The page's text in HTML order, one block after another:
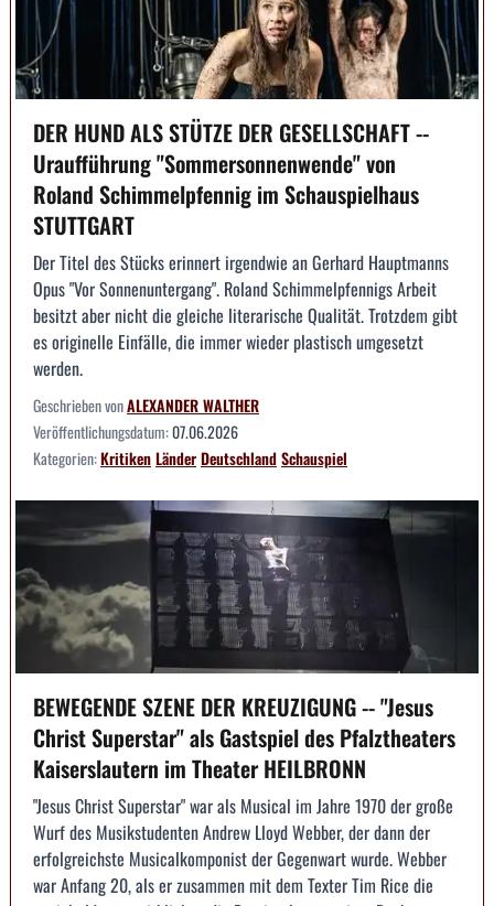
DER HUND ALS STÜTZE DER GESELLSCHAFT --
Uraufführung "Sommersonnenwende" von
Roland Schimmelpfennig im Schauspielhaus
STUTTGART
Der Titel des Stücks erinnert irgendwie an Gerhard Hauptmanns
Opus "Vor Sonnenuntergang". Roland Schimmelpfennigs Arbeit
besitzt aber nicht die gleiche literarische Qualität. Trotzdem gibt
es originelle Einfälle, die immer wieder plastisch umgesetzt
werden.
Geschrieben vonALEXANDER WALTHER
Veröffentlichungsdatum:07.06.2026
Kategorien:KritikenLänderDeutschlandSchauspiel
BEWEGENDE SZENE DER KREUZIGUNG -- "Jesus
Christ Superstar" als Gastspiel des Pfalztheaters
Kaiserslautern im Theater HEILBRONN
"Jesus Christ Superstar" war als Musical im Jahre 1970 der große
Wurf des Musikstudenten Andrew Lloyd Webber, der dann der
erfolgreichste Musicalkomponist der Gegenwart wurde. Webber
war Anfang 20, als er zusammen mit dem Texter Tim Rice die